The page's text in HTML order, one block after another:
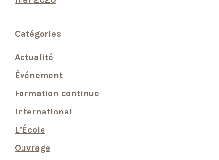
Catégories
Actualité
Événement
Formation continue
International
L’École
Ouvrage